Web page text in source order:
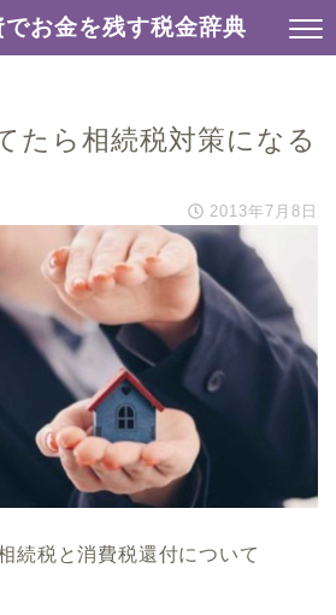
お金を残す税金辞典
たら相続税対策になる
2013年7月8日
続税と消費税還付について